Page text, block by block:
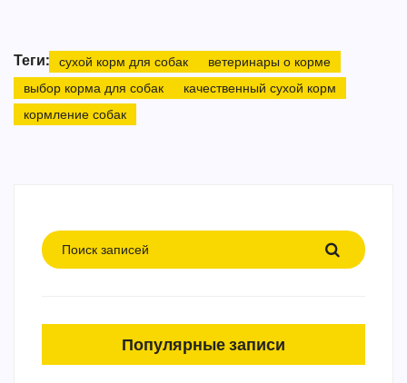
Теги: сухой корм для собак
ветеринары о корме
выбор корма для собак
качественный сухой корм
кормление собак
Популярные записи